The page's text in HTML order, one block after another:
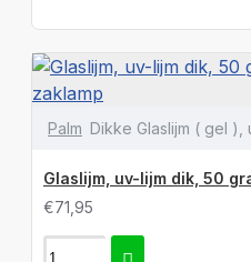
Palm Dikke Glaslijm ( gel ),
Glaslijm, uv-lijm dik, 50
€71,95